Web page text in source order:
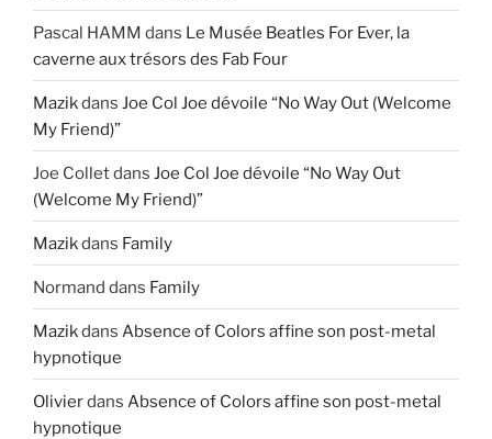
Pascal HAMM dans Le Musée Beatles For Ever, la
caverne aux trésors des Fab Four
Mazikdans Joe Col Joe dévoile “No Way Out (Welcome
My Friend)”
Joe Colletdans Joe Col Joe dévoile “No Way Out
(Welcome My Friend)”
Mazikdans Family
Normand dans Family
Mazikdans Absence of Colors affine son post-metal
hypnotique
Olivierdans Absence of Colors affine son post-metal
hypnotique